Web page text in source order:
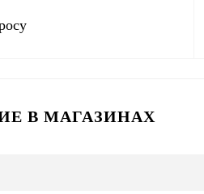
В МАГАЗИНАХ